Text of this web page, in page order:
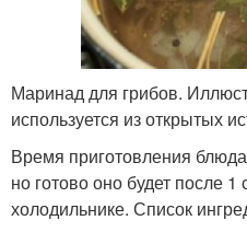
Маринад для грибов.
используется из открытых
Время приготовления
но готово оно будет после 1
холодильнике. Список